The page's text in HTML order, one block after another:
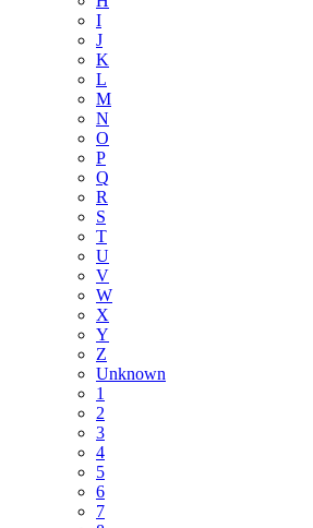
I
J
K
L
M
N
O
P
Q
R
S
T
U
V
W
X
Y
Z
Unknown
1
2
3
4
5
6
7